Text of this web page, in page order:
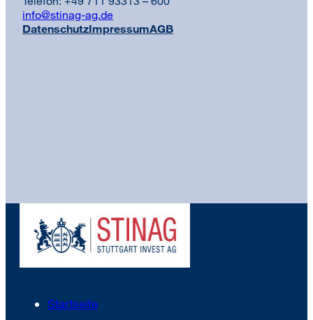
info@stinag-ag.de
DatenschutzImpressumAGB
Startseite